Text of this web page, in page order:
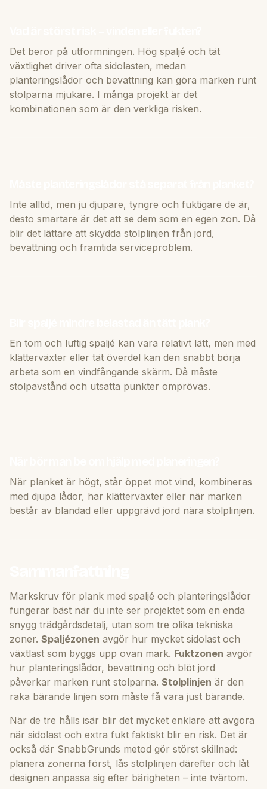
Det beror på utformningen. Hög spaljé och tät
växtlighet driver ofta sidolasten, medan
planteringslådor och bevattning kan göra marken runt
stolparna mjukare. I många projekt är det
kombinationen som är den verkliga risken.
Inte alltid, men ju djupare, tyngre och fuktigare de är,
desto smartare är det att se dem som en egen zon. Då
blir det lättare att skydda stolplinjen från jord,
bevattning och framtida serviceproblem.
En tom och luftig spaljé kan vara relativt lätt, men med
klätterväxter eller tät överdel kan den snabbt börja
arbeta som en vindfångande skärm. Då måste
stolpavstånd och utsatta punkter omprövas.
När planket är högt, står öppet mot vind, kombineras
med djupa lådor, har klätterväxter eller när marken
består av blandad eller uppgrävd jord nära stolplinjen.
Markskruv för plank med spaljé och planteringslådor
fungerar bäst när du inte ser projektet som en enda
snygg trädgårdsdetalj, utan som tre olika tekniska
zoner. Spaljézonen avgör hur mycket sidolast och
växtlast som byggs upp ovan mark. Fuktzonen avgör
hur planteringslådor, bevattning och blöt jord
påverkar marken runt stolparna. Stolplinjen är den
raka bärande linjen som måste få vara just bärande.
När de tre hålls isär blir det mycket enklare att avgöra
när sidolast och extra fukt faktiskt blir en risk. Det är
också där SnabbGrunds metod gör störst skillnad:
planera zonerna först, lås stolplinjen därefter och låt
designen anpassa sig efter bärigheten – inte tvärtom.